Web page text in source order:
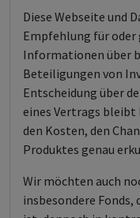
Diese Webseite und
Empfehlung für
Informationen über
Beteiligungen von
Entscheidung über
eines Vertrags bleibt
den Kosten, den
Produktes genau
Wir möchten auch
insbesondere